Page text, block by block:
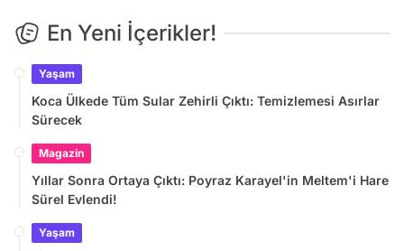
En Yeni İçerikler!
Yaşam
Koca Ülkede Tüm Sular Zehirli Çıktı: Temizlemesi Asırlar
Sürecek
Magazin
Yıllar Sonra Ortaya Çıktı: Poyraz Karayel'in Meltem'i Hare
Sürel Evlendi!
Yaşam